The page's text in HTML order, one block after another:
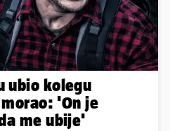
ubio kolegu
'On je
me ubije'